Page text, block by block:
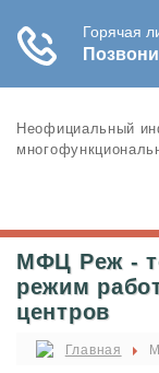
Неофициальный
МФЦ Реж -
режим
центров
Главная